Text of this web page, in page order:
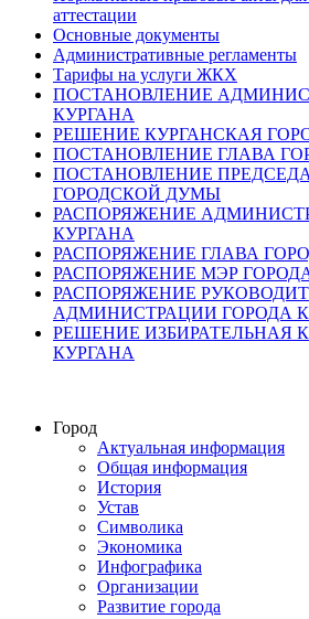
аттестации
Основные документы
Административные регламенты
Тарифы на услуги ЖКХ
ПОСТАНОВЛЕНИЕ
КУРГАНА
РЕШЕНИЕ КУРГАНСКАЯ
ПОСТАНОВЛЕНИЕ ГЛАВА
ПОСТАНОВЛЕНИЕ
ГОРОДСКОЙ ДУМЫ
РАСПОРЯЖЕНИЕ
КУРГАНА
РАСПОРЯЖЕНИЕ ГЛАВА
РАСПОРЯЖЕНИЕ МЭР
РАСПОРЯЖЕНИЕ
АДМИНИСТРАЦИИ ГОРОДА
РЕШЕНИЕ ИЗБИРАТЕЛЬНАЯ
КУРГАНА
Город
Актуальная информация
Общая информация
История
Устав
Символика
Экономика
Инфографика
Организации
Развитие города